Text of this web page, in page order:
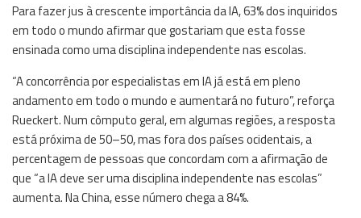
Para fazer jus à crescente importância da IA, 63% dos inquiridos
em todo o mundo afirmar que gostariam que esta fosse
ensinada como uma disciplina independente nas escolas.
“A concorrência por especialistas em IA já está em pleno
andamento em todo o mundo e aumentará no futuro”, reforça
Rueckert. Num cômputo geral, em algumas regiões, a resposta
está próxima de 50–50, mas fora dos países ocidentais, a
percentagem de pessoas que concordam com a afirmação de
que “a IA deve ser uma disciplina independente nas escolas”
aumenta. Na China, esse número chega a 84%.